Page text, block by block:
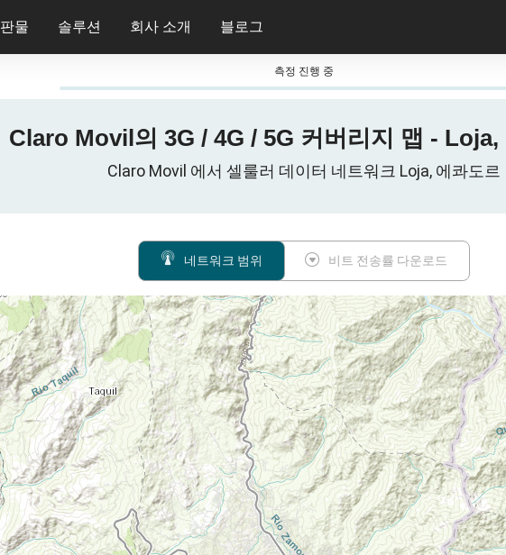
물 솔루션 회사 소개 블로그
측정 진행 중
Claro Movil의 3G / 4G / 5G 커버리지 맵 - Loja,
Claro Movil 에서 셀룰러 데이터 네트워크 Loja, 에콰도르
네트워크 범위 비트 전송률 다운로드